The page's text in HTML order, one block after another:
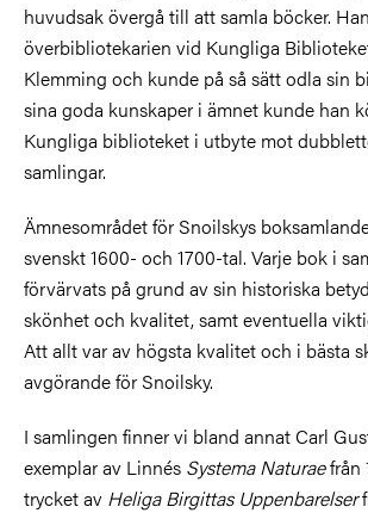
huvudsak övergå till att samla böcker.
överbibliotekarien vid Kungliga
Klemming och kunde på så sätt odla sin
sina goda kunskaper i ämnet kunde han
Kungliga biblioteket i utbyte mot
samlingar.
Ämnesområdet för Snoilskys
svenskt 1600- och 1700-tal. Varje bok i
förvärvats på grund av sin historiska
skönhet och kvalitet, samt eventuella
Att allt var av högsta kvalitet och i bästa
avgörande för Snoilsky.
I samlingen finner vi bland annat Carl
exemplar av Linnés Systema Naturaefrån
trycket av Heliga Birgittas Uppenbarelser